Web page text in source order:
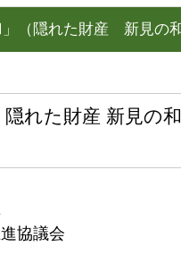
（隠れた財産 新見の和
隠れた財産 新見の
協議会